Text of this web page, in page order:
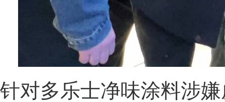
针对多乐士净味涂料涉